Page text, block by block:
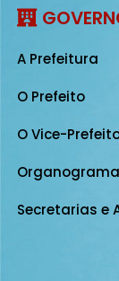
A Prefeitura
O Prefeito
O Vice-
Organograma
Secretarias e